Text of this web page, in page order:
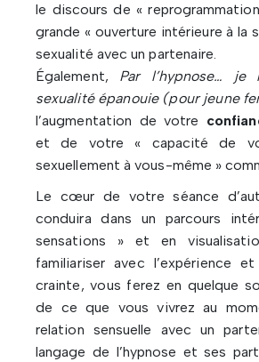
le discours de «
grande « ouverture intérieure à la
sexualité avec un partenaire.
Également, Par l’hypnose… je
sexualité épanouie (pour jeune
l’augmentation de votre
et de votre « capacité de
sexuellement à vous-même »
Le cœur de votre séance
conduira dans un parcours
sensations » et en
familiariser avec l’expérience
crainte, vous ferez en quelque
de ce que vous vivrez au
relation sensuelle avec un
langage de l’hypnose et ses